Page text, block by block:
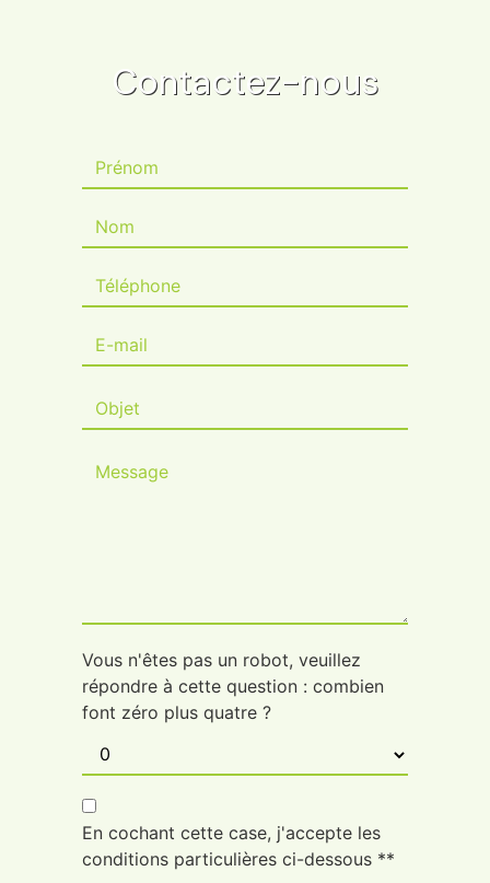
Contactez-nous
Vous n'êtes pas un robot, veuillez
répondre à cette question : combien
font zéro plus quatre ?
En cochant cette case, j'accepte les
conditions particulières ci-dessous **